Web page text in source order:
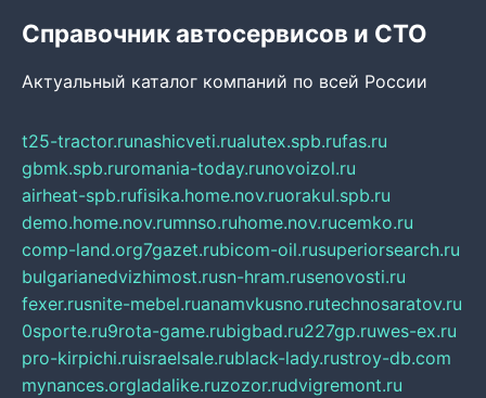
Справочник автосервисов и СТО
Актуальный каталог компаний по всей России
t25-tractor.runashicveti.rualutex.spb.rufas.ru
gbmk.spb.ruromania-today.runovoizol.ru
airheat-spb.rufisika.home.nov.ruorakul.spb.ru
demo.home.nov.rumnso.ruhome.nov.rucemko.ru
comp-land.org7gazet.rubicom-oil.rusuperiorsearch.ru
bulgarianedvizhimost.rusn-hram.rusenovosti.ru
fexer.rusnite-mebel.ruanamvkusno.rutechnosaratov.ru
0sporte.ru9rota-game.rubigbad.ru227gp.ruwes-ex.ru
pro-kirpichi.ruisraelsale.rublack-lady.rustroy-db.com
mynances.orgladalike.ruzozor.rudvigremont.ru